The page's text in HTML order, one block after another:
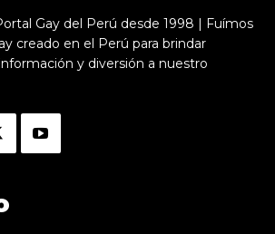
Gay del Perú desde 1998 | Fuímos
creado en el Perú para brindar
y diversión a nuestro